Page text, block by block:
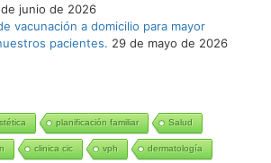
junio de 2026
vacunación a domicilio para mayor
pacientes. 29 de mayo de 2026
planificación familiar Salud
clinica cic vph dermatología